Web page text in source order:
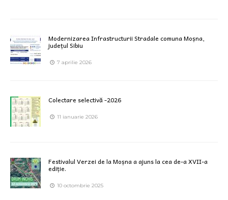
Modernizarea Infrastructurii Stradale comuna Moșna,
județul Sibiu
7 aprilie 2026
Colectare selectivă -2026
11 ianuarie 2026
Festivalul Verzei de la Moșna a ajuns la cea de-a XVII-a
ediție.
10 octombrie 2025